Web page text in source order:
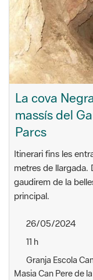
La cova
massís del
Parcs
Itinerari fins les
metres de llargada.
gaudirem de la
principal.
26/05/2024
11 h
Granja Escola
Masia Can Pere de